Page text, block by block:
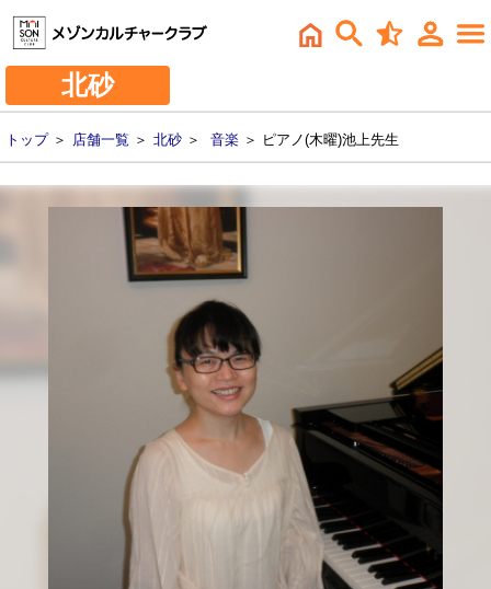
北砂
トップ＞ 店舗一覧 ＞ 北砂 ＞ 音楽 ＞ ピアノ(木曜)池上先生